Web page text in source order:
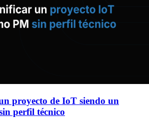
proyecto de IoT siendo un
perfil técnico